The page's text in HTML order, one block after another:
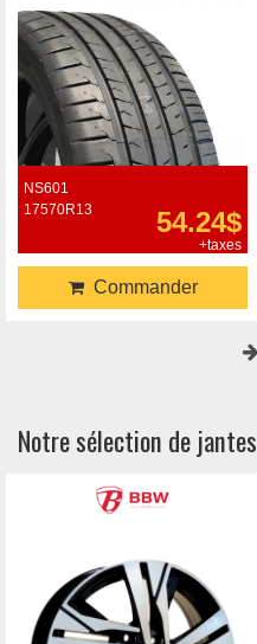
NS601
17570R13
54.24$
+taxes
Commander
Notre sélection de jantes